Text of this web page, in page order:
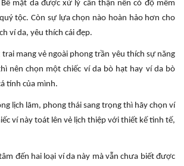
mặt da được xử lý cẩn thận nên có độ mềm
tộc. Còn sự lựa chọn nào hoàn hảo hơn cho
ví da, yêu thích cái đẹp.
mang vẻ ngoài phong trần yêu thích sự năng
nên chọn một chiếc ví da bò hạt hay ví da bò
tính của mình.
lịch lãm, phong thái sang trọng thì hãy chọn ví
ví này toát lên vẻ lịch thiệp với thiết kế tinh tế,
đến hai loại ví da này mà vẫn chưa biết được